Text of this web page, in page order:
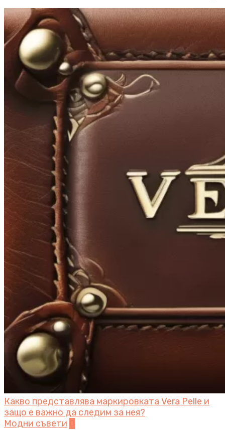
Какво представлява маркировката Vera Pelle и
защо е важно да следим за нея?
Модни съвети